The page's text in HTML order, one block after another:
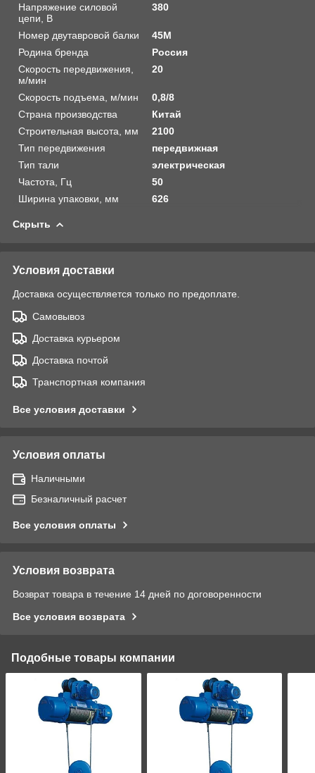
Напряжение силовой
цепи, В
380
Номер двутавровой балки
45М
Родина бренда
Россия
Скорость передвижения,
м/мин
20
Скорость подъема, м/мин
0,8/8
Страна производства
Китай
Строительная высота, мм
2100
Тип передвижения
передвижная
Тип тали
электрическая
Частота, Гц
50
Ширина упаковки, мм
626
Скрыть
Условия доставки
Доставка осуществляется только по предоплате.
Самовывоз
Доставка курьером
Доставка почтой
Транспортная компания
Все условия доставки
Условия оплаты
Наличными
Безналичный расчет
Все условия оплаты
Условия возврата
Возврат товара в течение 14 дней по договоренности
Все условия возврата
Подобные товары компании